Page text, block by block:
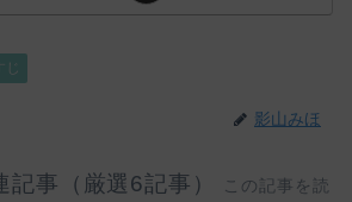
じ
影山みほ
記事（厳選6記事）
この記事を読